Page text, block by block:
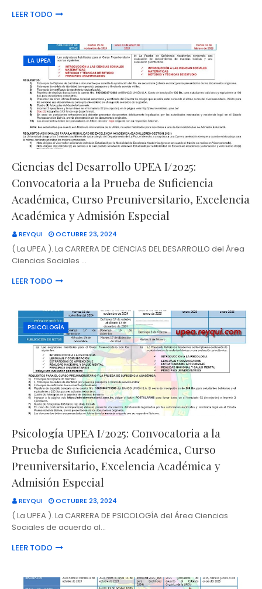
LEER TODO
LA UPEA
Ciencias del Desarrollo UPEA I/2025:
Convocatoria a la Prueba de Suficiencia
Académica, Curso Preuniversitario, Excelencia
Académica y Admisión Especial
REYQUI OCTUBRE 23, 2024
( La UPEA ). La CARRERA DE CIENCIAS DEL DESARROLLO del Área
Ciencias Sociales …
LEER TODO
PSICOLOGÍA
Psicología UPEA I/2025: Convocatoria a la
Prueba de Suficiencia Académica, Curso
Preuniversitario, Excelencia Académica y
Admisión Especial
REYQUI OCTUBRE 23, 2024
( La UPEA ). La CARRERA DE PSICOLOGÍA del Área Ciencias
Sociales de acuerdo al…
LEER TODO